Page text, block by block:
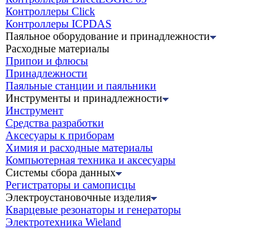
Контроллеры Click
Контроллеры ICPDAS
Паяльное оборудование и принадлежности
Расходные материалы
Припои и флюсы
Принадлежности
Паяльные станции и паяльники
Инструменты и принадлежности
Инструмент
Средства разработки
Аксесуары к приборам
Химия и расходные материалы
Компьютерная техника и аксесуары
Системы сбора данных
Регистраторы и самописцы
Электроустановочные изделия
Кварцевые резонаторы и генераторы
Электротехника Wieland